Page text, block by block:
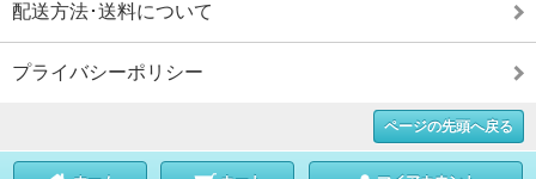
配送方法･送料について
プライバシーポリシー
ページの先頭へ戻る